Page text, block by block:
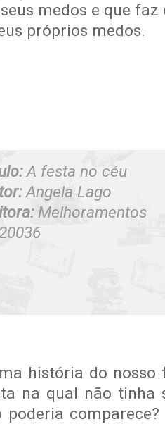
medos e que
próprios medos.
A festa no céu
Angela Lago
Melhoramentos
história do nosso
na qual não tinha
poderia